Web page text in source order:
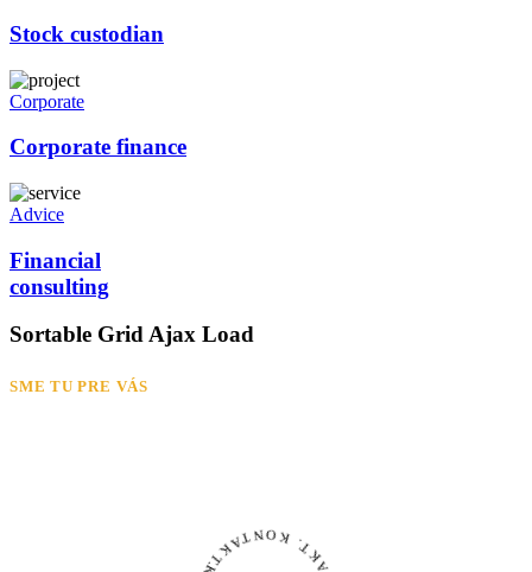
Stock custodian
Corporate
Corporate finance
Advice
Financial
consulting
Sortable Grid Ajax Load
SME TU PRE VÁS